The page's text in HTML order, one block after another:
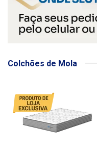
Colchões de Mola